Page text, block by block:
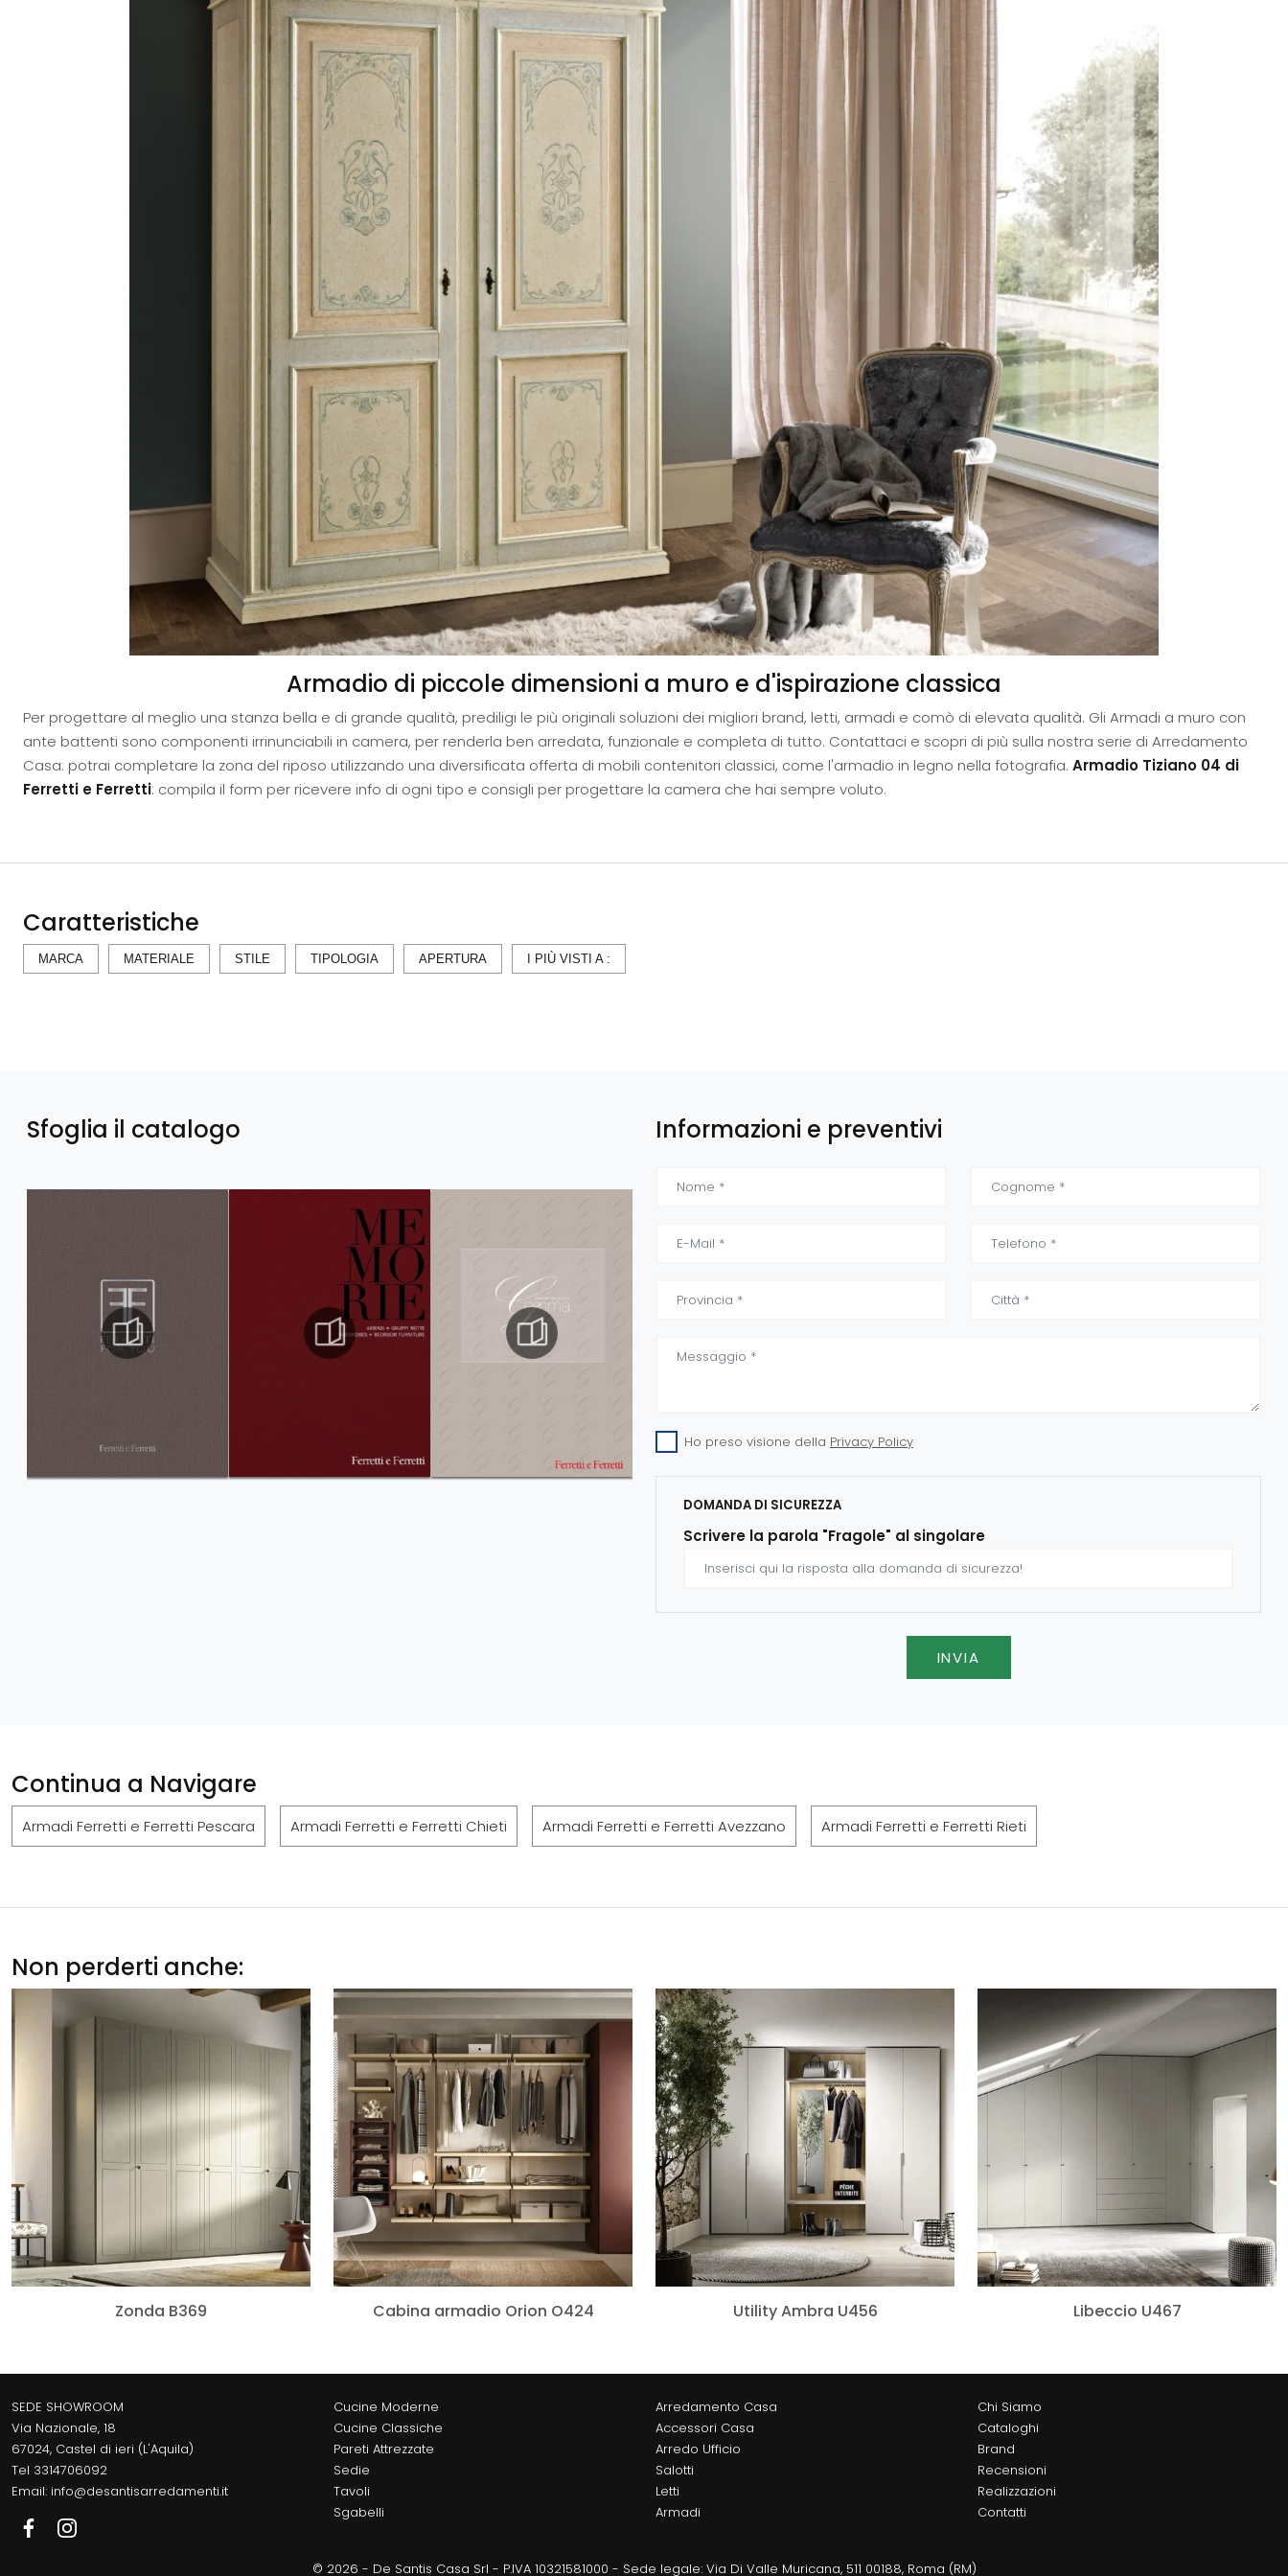
Armadio di piccole dimensioni a muro e d'ispirazione classica
Per progettare al meglio una stanza bella e di grande qualità, prediligi le più originali soluzioni dei migliori brand, letti, armadi e comò di elevata qualità. Gli Armadi a muro con
ante battenti sono componenti irrinunciabili in camera, per renderla ben arredata, funzionale e completa di tutto. Contattaci e scopri di più sulla nostra serie di Arredamento
Casa: potrai completare la zona del riposo utilizzando una diversificata offerta di mobili contenitori classici, come l'armadio in legno nella fotografia. Armadio Tiziano 04 di
Ferretti e Ferretti: compila il form per ricevere info di ogni tipo e consigli per progettare la camera che hai sempre voluto.
Caratteristiche
MARCA MATERIALE STILE TIPOLOGIA APERTURA I PIÙ VISTI A :
Sfoglia il catalogo Informazioni e preventivi
Ho preso visione della Privacy Policy
DOMANDA DI SICUREZZA
Scrivere la parola "Fragole" al singolare
INVIA
Continua a Navigare
Armadi Ferretti e Ferretti Pescara Armadi Ferretti e Ferretti Chieti Armadi Ferretti e Ferretti Avezzano Armadi Ferretti e Ferretti Rieti
Non perderti anche:
Zonda B369 Cabina armadio Orion O424 Utility Ambra U456 Libeccio U467
SEDE SHOWROOM
Via Nazionale, 18
67024, Castel di ieri (L'Aquila)
Tel 3314706092
Email: info@desantisarredamenti.it
Cucine Moderne
Cucine Classiche
Pareti Attrezzate
Sedie
Tavoli
Sgabelli
Arredamento Casa
Accessori Casa
Arredo Ufficio
Salotti
Letti
Armadi
Chi Siamo
Cataloghi
Brand
Recensioni
Realizzazioni
Contatti
© 2026 - De Santis Casa Srl - P.IVA 10321581000 - Sede legale: Via Di Valle Muricana, 511 00188, Roma (RM)